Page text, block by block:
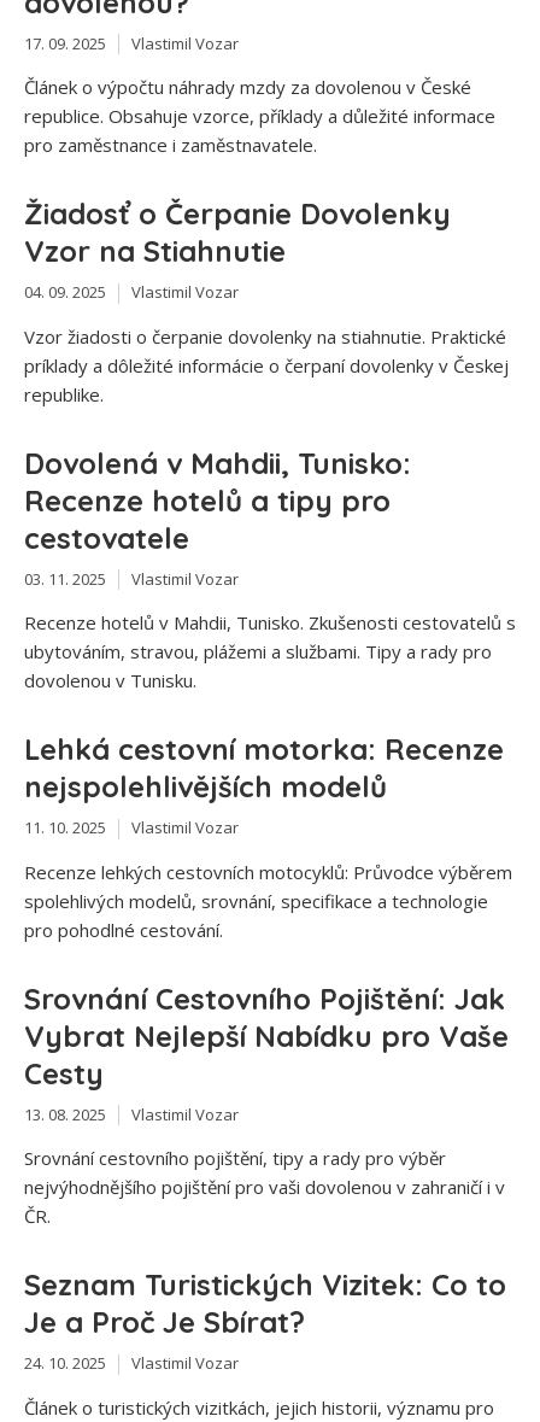
17. 09. 2025 Vlastimil Vozar
Článek o výpočtu náhrady mzdy za dovolenou v České
republice. Obsahuje vzorce, příklady a důležité informace
pro zaměstnance i zaměstnavatele.
Žiadosť o Čerpanie Dovolenky
Vzor na Stiahnutie
04. 09. 2025 Vlastimil Vozar
Vzor žiadosti o čerpanie dovolenky na stiahnutie. Praktické
príklady a dôležité informácie o čerpaní dovolenky v Českej
republike.
Dovolená v Mahdii, Tunisko:
Recenze hotelů a tipy pro
cestovatele
03. 11. 2025 Vlastimil Vozar
Recenze hotelů v Mahdii, Tunisko. Zkušenosti cestovatelů s
ubytováním, stravou, plážemi a službami. Tipy a rady pro
dovolenou v Tunisku.
Lehká cestovní motorka: Recenze
nejspolehlivějších modelů
11. 10. 2025 Vlastimil Vozar
Recenze lehkých cestovních motocyklů: Průvodce výběrem
spolehlivých modelů, srovnání, specifikace a technologie
pro pohodlné cestování.
Srovnání Cestovního Pojištění: Jak
Vybrat Nejlepší Nabídku pro Vaše
Cesty
13. 08. 2025 Vlastimil Vozar
Srovnání cestovního pojištění, tipy a rady pro výběr
nejvýhodnějšího pojištění pro vaši dovolenou v zahraničí i v
ČR.
Seznam Turistických Vizitek: Co to
Je a Proč Je Sbírat?
24. 10. 2025 Vlastimil Vozar
Článek o turistických vizitkách, jejich historii, významu pro